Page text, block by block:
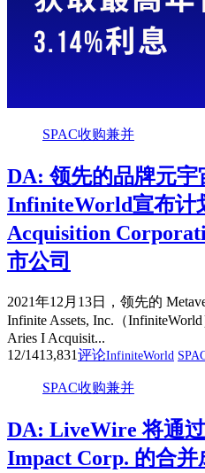
SPAC收购兼并
DA: 领先的品牌元宇
InfiniteWorld宣布计
Acquisition
市公司
2021年12月13日，领先的
Infinite Assets, Inc.（
Aries I Acquisit...
12/1413,831评论InfiniteWorld
SPAC收购兼并
DA: LiveWire 将通
Impact Corp. 的合